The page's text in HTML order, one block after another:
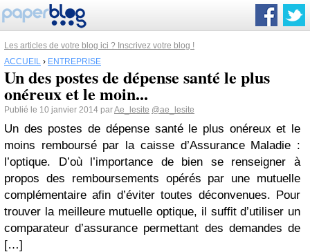
Les articles de votre blog ici ? Inscrivez votre blog !
ACCUEIL › ENTREPRISE
Un des postes de dépense santé le plus
onéreux et le moin...
Publié le 10 janvier 2014 parAe_lesite @ae_lesite
Un des postes de dépense santé le plus onéreux et le
moins remboursé par la caisse d’Assurance Maladie :
l’optique. D’où l’importance de bien se renseigner à
propos des remboursements opérés par une mutuelle
complémentaire afin d’éviter toutes déconvenues. Pour
trouver la meilleure mutuelle optique, il suffit d’utiliser un
comparateur d’assurance permettant des demandes de
[…]